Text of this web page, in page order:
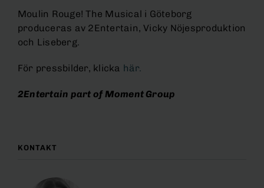
Moulin Rouge! The Musical i Göteborg
produceras av 2Entertain, Vicky Nöjesproduktion
och Liseberg.
För pressbilder, klicka här.
2Entertain part of Moment Group
KONTAKT